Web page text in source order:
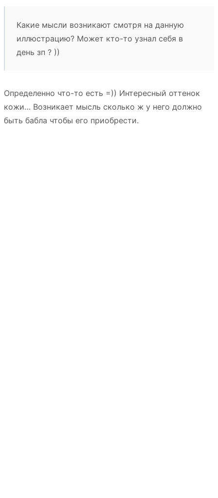
Какие мысли возникают смотря на данную
иллюстрацию? Может кто-то узнал себя в
день зп ? ))
Определенно что-то есть =)) Интересный оттенок
кожи… Возникает мысль сколько ж у него должно
быть бабла чтобы его приобрести.